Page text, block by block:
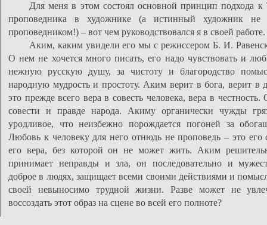
Для меня в этом состоял основной принцип подхода к
проповедника в художнике (а истинный художник
проповедником!) – вот чем руководствовался я в своей работе.
Аким, каким увидели его мы с режиссером Б. И.
О нем не хочется много писать, его надо чувствовать и
нежную русскую душу, за чистоту и благородство
народную мудрость и простоту. Аким верит в бога, верит в
это прежде всего вера в совесть человека, вера в
совести и правде народа. Акиму органически чужды
уродливое, что неизбежно порождается погоней за
Любовь к человеку для него отнюдь не проповедь – это его
его вера, без которой он не может жить. Аким
принимает неправды и зла, он последовательно и
доброе в людях, защищает всеми своими действиями и
своей невыносимо трудной жизни. Разве может не
воссоздать этот образ на сцене во всей его полноте?